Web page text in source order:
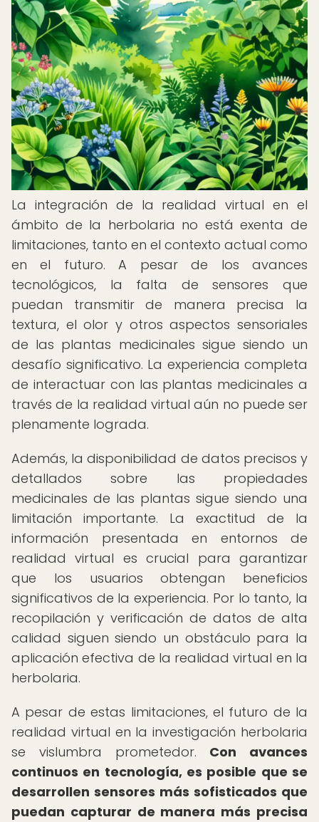
La integración de la realidad virtual en el
ámbito de la herbolaria no está exenta de
limitaciones, tanto en el contexto actual como
en el futuro. A pesar de los avances
tecnológicos, la falta de sensores que
puedan transmitir de manera precisa la
textura, el olor y otros aspectos sensoriales
de las plantas medicinales sigue siendo un
desafío significativo. La experiencia completa
de interactuar con las plantas medicinales a
través de la realidad virtual aún no puede ser
plenamente lograda.
Además, la disponibilidad de datos precisos y
detallados sobre las propiedades
medicinales de las plantas sigue siendo una
limitación importante. La exactitud de la
información presentada en entornos de
realidad virtual es crucial para garantizar
que los usuarios obtengan beneficios
significativos de la experiencia. Por lo tanto, la
recopilación y verificación de datos de alta
calidad siguen siendo un obstáculo para la
aplicación efectiva de la realidad virtual en la
herbolaria.
A pesar de estas limitaciones, el futuro de la
realidad virtual en la investigación herbolaria
se vislumbra prometedor. Con avances
continuos en tecnología, es posible que se
desarrollen sensores más sofisticados que
puedan capturar de manera más precisa